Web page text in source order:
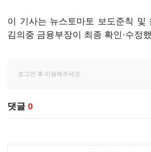
이 기사는 뉴스토마토 보도준칙 및
김의중 금융부장이 최종 확인·수정
댓글 0